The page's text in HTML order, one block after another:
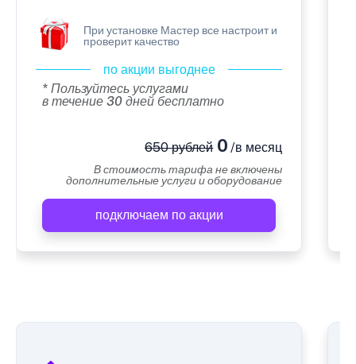
При установке Мастер все настроит и
проверит качество
по акции выгоднее
* Пользуйтесь услугами
в течение 30 дней бесплатно
650 рублей0 /в месяц
В стоимость тарифа не включены
дополнительные услуги и оборудование
подключаем по акции